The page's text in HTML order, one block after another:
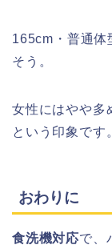
165cm・普通体
そう。
女性にはやや多
という印象です。
おわりに
食洗機対応で、